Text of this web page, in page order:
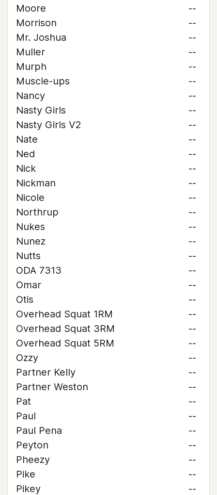
Moore
--
Morrison
--
Mr. Joshua
--
Muller
--
Murph
--
Muscle-ups
--
Nancy
--
Nasty Girls
--
Nasty Girls V2
--
Nate
--
Ned
--
Nick
--
Nickman
--
Nicole
--
Northrup
--
Nukes
--
Nunez
--
Nutts
--
ODA 7313
--
Omar
--
Otis
--
Overhead Squat 1RM
--
Overhead Squat 3RM
--
Overhead Squat 5RM
--
Ozzy
--
Partner Kelly
--
Partner Weston
--
Pat
--
Paul
--
Paul Pena
--
Peyton
--
Pheezy
--
Pike
--
Pikey
--